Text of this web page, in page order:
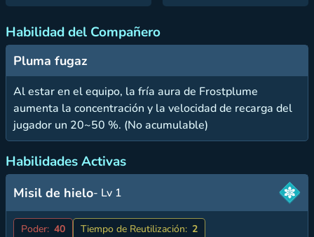
Habilidad del Compañero
Pluma fugaz
Al estar en el equipo, la fría aura de Frostplume
aumenta la concentración y la velocidad de recarga del
jugador un 20~50 %. (No acumulable)
Habilidades Activas
Misil de hielo- Lv 1
Poder: 40 Tiempo de Reutilización: 2